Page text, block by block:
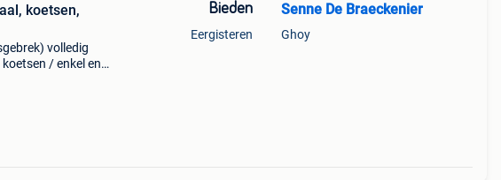
koetsen,
volledig
/ enkel en
Bieden
Eergisteren
Senne De Braeckenier
Ghoy